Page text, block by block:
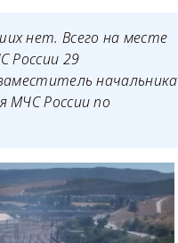
нет. Всего на месте
России 29
начальника
МЧС России по